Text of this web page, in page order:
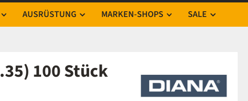
AUSRÜSTUNG MARKEN-SHOPS SALE
100 Stück